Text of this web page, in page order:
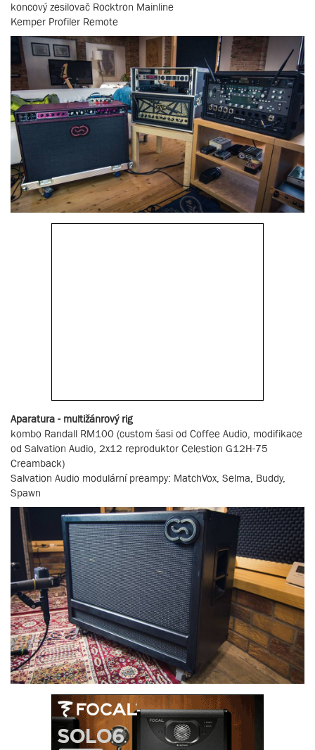
koncový zesilovač Rocktron Mainline
Kemper Profiler Remote
Aparatura - multižánrový rig
kombo Randall RM100 (custom šasi od Coffee Audio, modifikace
od Salvation Audio, 2x12 reproduktor Celestion G12H-75
Creamback)
Salvation Audio modulární preampy: MatchVox, Selma, Buddy,
Spawn